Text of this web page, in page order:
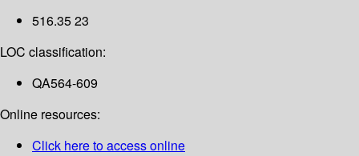
516.35 23
LOC classification:
QA564-609
Online resources:
Click here to access online